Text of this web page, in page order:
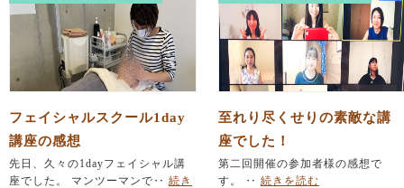
フェイシャルスクール1day
講座の感想
先日、久々の1dayフェイシャル講
座でした。 マンツーマンで‥ 続き
至れり尽くせりの素敵な講
座でした！
第二回開催の参加者様の感想で
す。 ‥ 続きを読む